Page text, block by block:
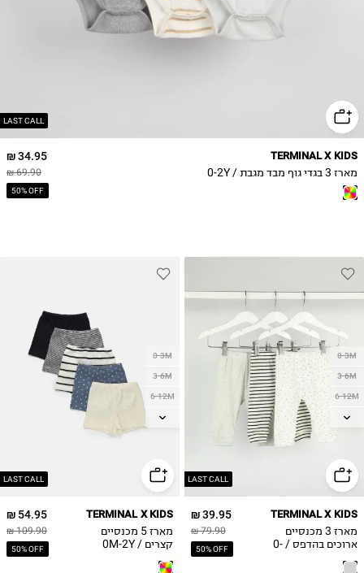
LAST CALL
34.95 ₪
69.90 ₪
50% OFF
TERMINAL X KIDS
מארז 3 בגדי גוף מבד מגבת / 0-2Y
LAST CALL
0-3M
3-6M
6-12M
12-18M
18-24M
39.95 ₪
79.90 ₪
50% OFF
TERMINAL X KIDS
מארז 3 מכנסיים
ארוכים בהדפס / 0-
LAST CALL
0-3M
3-6M
6-12M
12-18M
54.95 ₪
109.90 ₪
50% OFF
TERMINAL X KIDS
מארז 5 מכנסיים
קצרים / 0M-2Y